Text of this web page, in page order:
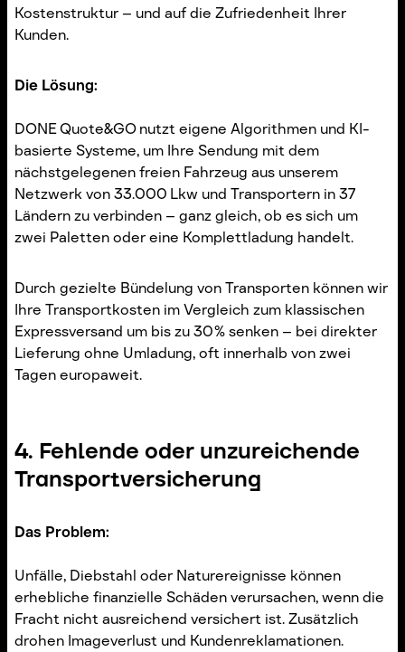
Kostenstruktur – und auf die Zufriedenheit Ihrer
Kunden.
Die Lösung:
DONE Quote&GO nutzt eigene Algorithmen und KI-
basierte Systeme, um Ihre Sendung mit dem
nächstgelegenen freien Fahrzeug aus unserem
Netzwerk von 33.000 Lkw und Transportern in 37
Ländern zu verbinden – ganz gleich, ob es sich um
zwei Paletten oder eine Komplettladung handelt.
Durch gezielte Bündelung von Transporten können wir
Ihre Transportkosten im Vergleich zum klassischen
Expressversand um bis zu 30 % senken – bei direkter
Lieferung ohne Umladung, oft innerhalb von zwei
Tagen europaweit.
4. Fehlende oder unzureichende
Transportversicherung
Das Problem:
Unfälle, Diebstahl oder Naturereignisse können
erhebliche finanzielle Schäden verursachen, wenn die
Fracht nicht ausreichend versichert ist. Zusätzlich
drohen Imageverlust und Kundenreklamationen.